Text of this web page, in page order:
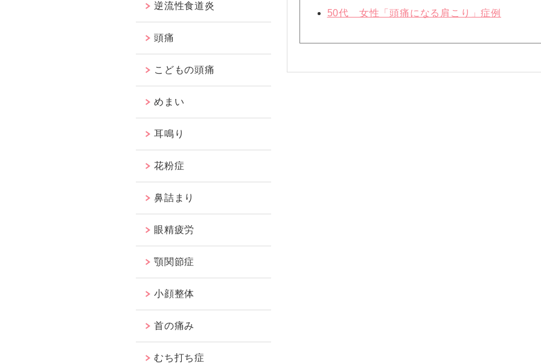
50代 女性「頭痛になる肩こり」症例
逆流性食道炎
頭痛
こどもの頭痛
めまい
耳鳴り
花粉症
鼻詰まり
眼精疲労
顎関節症
小顔整体
首の痛み
むち打ち症